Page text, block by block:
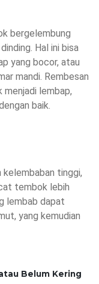
bergelembung
Hal ini bisa
yang bocor, atau
mandi. Rembesan
lembap,
baik.
kelembaban tinggi,
tembok lebih
lembab dapat
yang kemudian
Belum Kering